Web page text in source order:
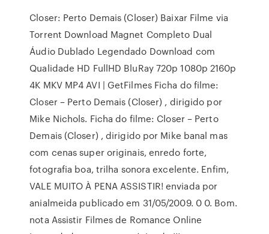
Closer: Perto Demais (Closer) Baixar Filme via
Torrent Download Magnet Completo Dual
Áudio Dublado Legendado Download com
Qualidade HD FullHD BluRay 720p 1080p 2160p
4K MKV MP4 AVI | GetFilmes Ficha do filme:
Closer – Perto Demais (Closer) , dirigido por
Mike Nichols. Ficha do filme: Closer – Perto
Demais (Closer) , dirigido por Mike banal mas
com cenas super originais, enredo forte,
fotografia boa, trilha sonora excelente. Enfim,
VALE MUITO À PENA ASSISTIR! enviada por
anialmeida publicado em 31/05/2009. 0 0. Bom.
nota Assistir Filmes de Romance Online